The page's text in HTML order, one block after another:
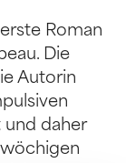
Roman
Die
Autorin
und daher